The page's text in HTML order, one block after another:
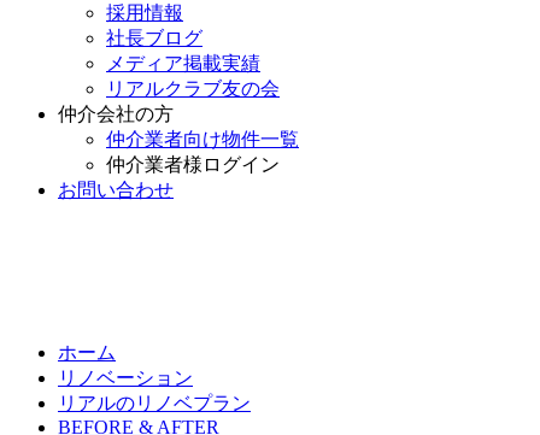
採用情報
社長ブログ
メディア掲載実績
リアルクラブ友の会
仲介会社の方
仲介業者向け物件一覧
仲介業者様ログイン
お問い合わせ
ホーム
リノベーション
リアルのリノベプラン
BEFORE & AFTER